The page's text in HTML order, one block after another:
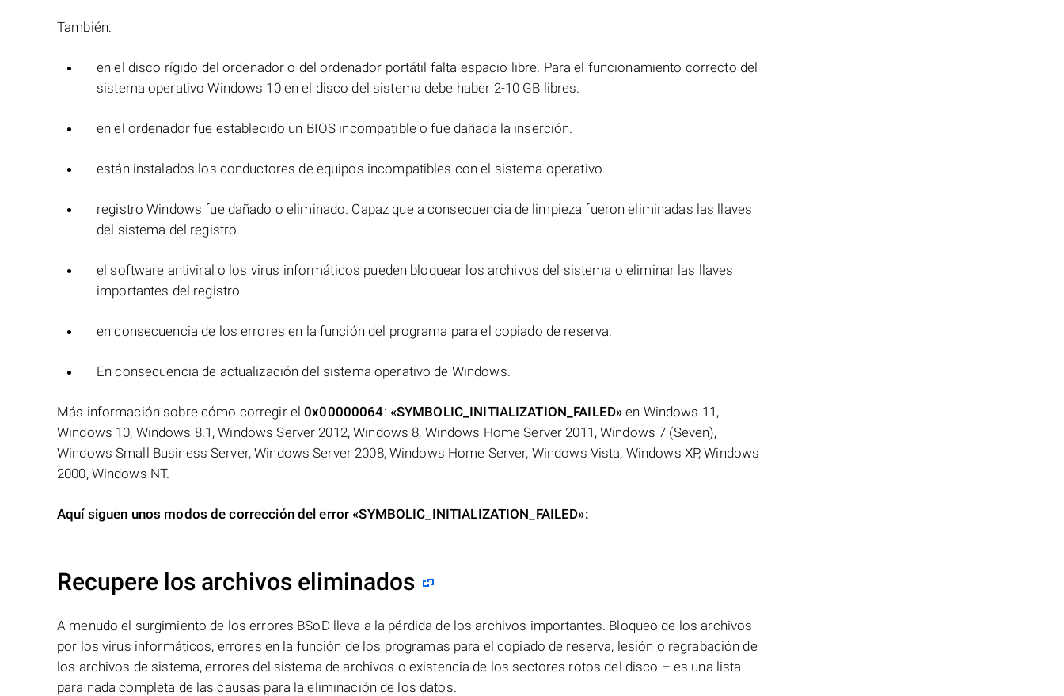
También:
en el disco rígido del ordenador o del ordenador portátil falta espacio libre. Para el funcionamiento correcto del
sistema operativo Windows 10 en el disco del sistema debe haber 2-10 GB libres.
en el ordenador fue establecido un BIOS incompatible o fue dañada la inserción.
están instalados los conductores de equipos incompatibles con el sistema operativo.
registro Windows fue dañado o eliminado. Capaz que a consecuencia de limpieza fueron eliminadas las llaves
del sistema del registro.
el software antiviral o los virus informáticos pueden bloquear los archivos del sistema o eliminar las llaves
importantes del registro.
en consecuencia de los errores en la función del programa para el copiado de reserva.
En consecuencia de actualización del sistema operativo de Windows.
Más información sobre cómo corregir el0x00000064: «SYMBOLIC_INITIALIZATION_FAILED» en Windows 11,
Windows 10, Windows 8.1, Windows Server 2012, Windows 8, Windows Home Server 2011, Windows 7 (Seven),
Windows Small Business Server, Windows Server 2008, Windows Home Server, Windows Vista, Windows XP, Windows
2000, Windows NT.
Aquí siguen unos modos de corrección del error «SYMBOLIC_INITIALIZATION_FAILED»:
Recupere los archivos eliminados
A menudo el surgimiento de los errores BSoD lleva a la pérdida de los archivos importantes. Bloqueo de los archivos
por los virus informáticos, errores en la función de los programas para el copiado de reserva, lesión o regrabación de
los archivos de sistema, errores del sistema de archivos o existencia de los sectores rotos del disco – es una lista
para nada completa de las causas para la eliminación de los datos.